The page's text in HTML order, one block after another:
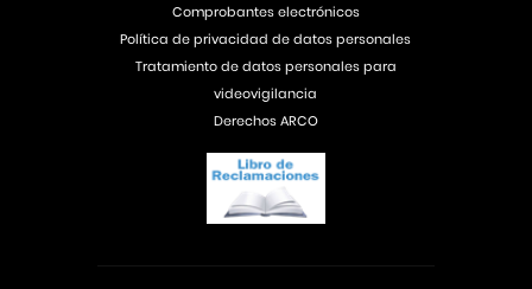
Comprobantes electrónicos
Política de privacidad de datos personales
Tratamiento de datos personales para
videovigilancia
Derechos ARCO